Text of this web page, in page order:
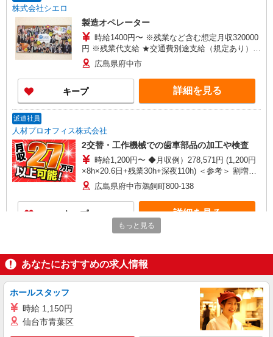
株式会社シエロ
製造オペレーター
時給1400円〜 ※残業など含む想定月収320000
円 ※残業代支給 ★交通費別途支給（規定あり）
゜+゜・。○。・゜+゜・。○。・゜+゜ 入社祝い金
10万円支給(規定有) お友達を紹介頂くと, インセン
ティブ支給(規定有) ★月2回払い・週払い可能（規
程有）★ ゜・。○。・゜+゜・。○。・゜+゜
広島県府中市
キープ 詳細を見る
派遣社員
人材プロオフィス株式会社
2交替・工作機械での歯車部品の加工や検査
時給1,200円〜 ◆月収例）278,571円 (1,200円
×8h×20.6日+残業30h+深夜110h) ＜参考＞ 割増賃
金(時給+割増) ・残業時：1,500円 ・深夜時(22
時〜翌5時)：1,500円 ・深夜残業時：1,800円
広島県府中市鵜飼町800-138
キープ 詳細を見る
人材プロオフィス株式会社
2交替・部品の加工や測定検査
時給1,200円〜 ◆月収例）278,571円 (1,200円
金(時給+割増) ・残業時：1,500円 ・深夜時(22
時〜翌5時)：1,500円 ・深夜残業時：1,800円
もっと見る
あなたにおすすめの求人情報
ホールスタッフ
時給 1,150円
仙台市青葉区